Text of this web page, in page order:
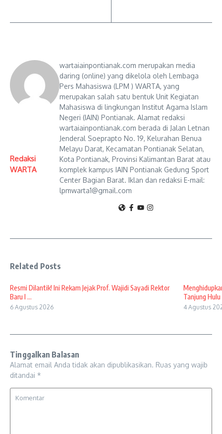
Redaksi
WARTA
wartaiainpontianak.com merupakan media
daring (online) yang dikelola oleh Lembaga
Pers Mahasiswa (LPM ) WARTA, yang
merupakan salah satu bentuk Unit Kegiatan
Mahasiswa di lingkungan Institut Agama Islam
Negeri (IAIN) Pontianak. Alamat redaksi
wartaiainpontianak.com berada di Jalan Letnan
Jenderal Soeprapto No. 19, Kelurahan Benua
Melayu Darat, Kecamatan Pontianak Selatan,
Kota Pontianak, Provinsi Kalimantan Barat atau
komplek kampus IAIN Pontianak Gedung Sport
Center Bagian Barat. Iklan dan redaksi E-mail:
lpmwarta1@gmail.com
Related Posts
Resmi Dilantik! Ini Rekam Jejak Prof. Wajidi Sayadi Rektor
Baru I ...
6 Agustus 2026
Tanjung Hulu
4 Agustus
Tinggalkan Balasan
Alamat email Anda tidak akan dipublikasikan. Ruas yang wajib
ditandai *